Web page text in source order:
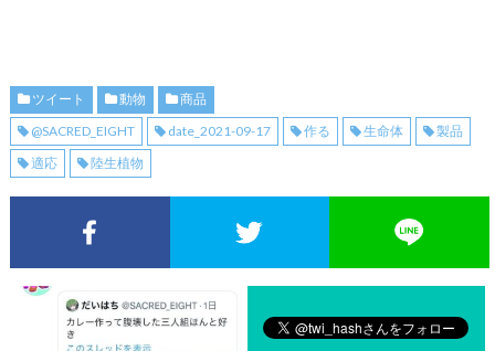
ツイート 動物
商品
@SACRED_EIGHT
date_2021-09-17 作る 生命体
製品
適応
陸生植物
Facebookでシェア Twitterでシェア